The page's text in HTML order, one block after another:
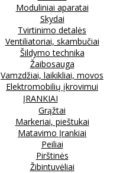
Moduliniai aparatai
Skydai
Tvirtinimo detalės
Ventiliatoriai, skambučiai
Šildymo technika
Žaibosauga
Vamzdžiai, laikikliai, movos
Elektromobilių įkrovimui
ĮRANKIAI
Grąžtai
Markeriai, pieštukai
Matavimo Įrankiai
Peiliai
Pirštinės
Žibintuvėliai